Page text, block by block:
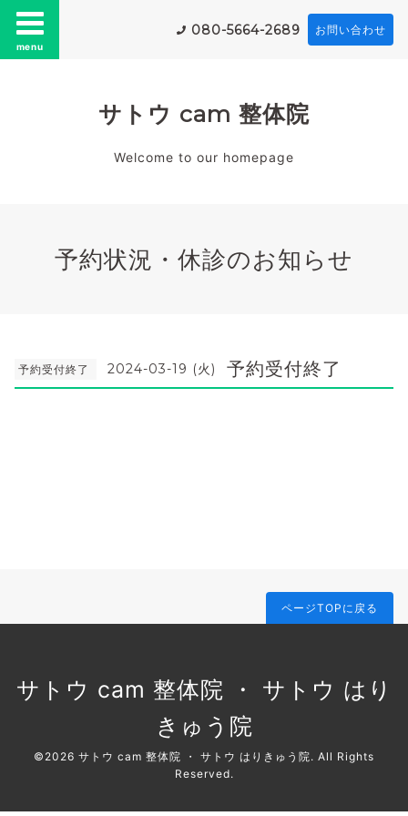
menu
080-5664-2689 お問い合わせ
サトウ cam 整体院
Welcome to our homepage
予約状況・休診のお知らせ
予約受付終了 2024-03-19 (火) 予約受付終了
ページTOPに戻る
サトウ cam 整体院 ・ サトウ はり
きゅう院
©2026 サトウ cam 整体院 ・ サトウ はりきゅう院. All Rights
Reserved.